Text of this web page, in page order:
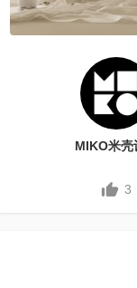
MIKO米壳
3